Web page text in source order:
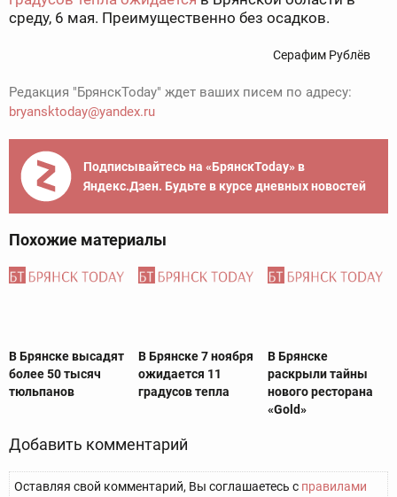
среду, 6 мая. Преимущественно без осадков.
Серафим Рублёв
Редакция "БрянскToday" ждет ваших писем по адресу:
bryansktoday@yandex.ru
Подписывайтесь на «БрянскToday» в
Яндекс.Дзен. Будьте в курсе дневных новостей
Похожие материалы
В Брянске высадят
более 50 тысяч
тюльпанов
В Брянске 7 ноября
ожидается 11
градусов тепла
В Брянске
раскрыли тайны
нового ресторана
«Gold»
Добавить комментарий
Оставляя свой комментарий, Вы соглашаетесь с правилами